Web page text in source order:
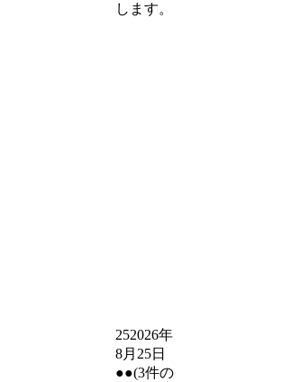
します。
252026年
8月25日
●●(3件の